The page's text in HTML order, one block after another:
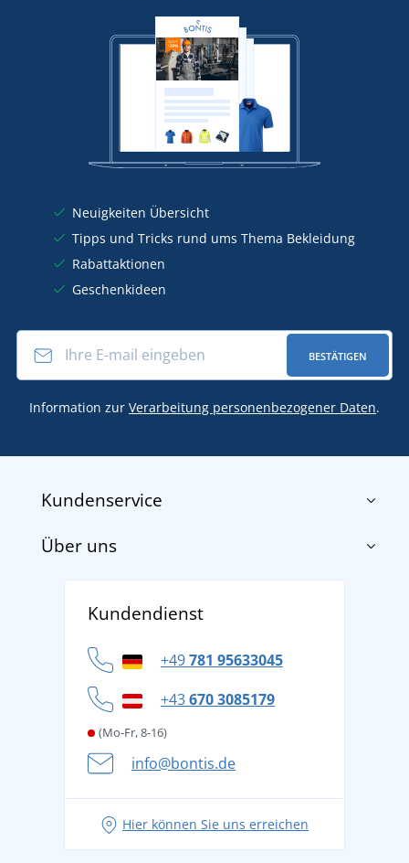
Neuigkeiten Übersicht
Tipps und Tricks rund ums Thema Bekleidung
Rabattaktionen
Geschenkideen
BESTÄTIGEN
Information zur Verarbeitung personenbezogener Daten.
Kundenservice
Impressum
Datenschutz
Cookie-Richtlinie
Über uns
Für Unternehmen und Organisationen
Kundendienst
+49781 95633045
+43670 3085179
(Mo-Fr, 8-16)
info@bontis.de
Hier können Sie uns erreichen